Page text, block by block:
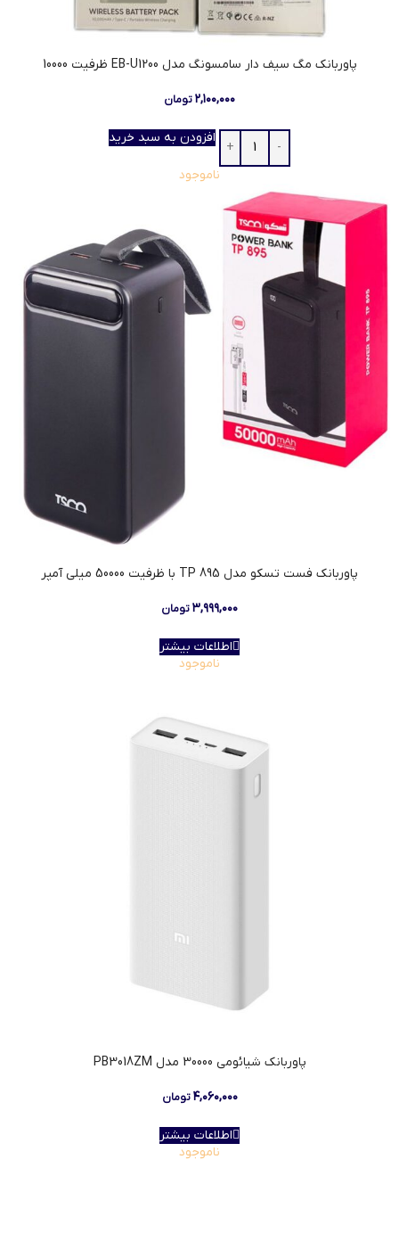
پاوربانک مگ سیف دار سامسونگ مدل EB-U1200 ظرفیت 10000
۲,۱۰۰,۰۰۰تومان
افزودن به سبد خرید
ناموجود
پاوربانک فست تسکو مدل TP 895 با ظرفیت 50000 میلی آمپر
۳,۹۹۹,۰۰۰تومان
اطلاعات بیشتر
ناموجود
پاوربانک شیائومی 30000 مدل PB3018ZM
۴,۰۶۰,۰۰۰ تومان
اطلاعات بیشتر
ناموجود